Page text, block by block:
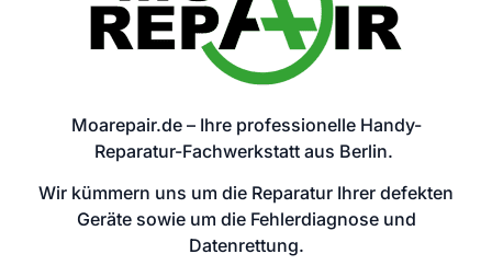
Moarepair.de – Ihre professionelle Handy-
Reparatur-Fachwerkstatt aus Berlin.
Wir kümmern uns um die Reparatur Ihrer defekten
Geräte sowie um die Fehlerdiagnose und
Datenrettung.